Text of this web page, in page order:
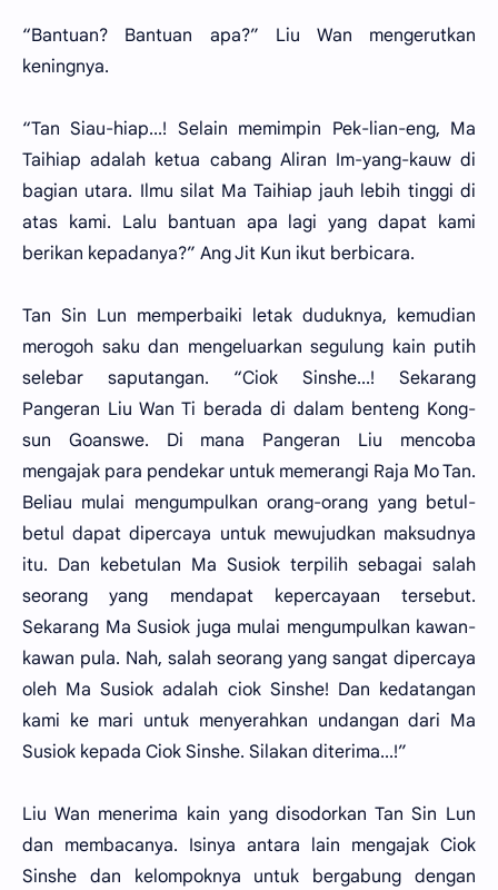
“Bantuan? Bantuan apa?” Liu Wan mengerutkan
keningnya.
“Tan Siau-hiap...! Selain memimpin Pek-lian-eng, Ma
Taihiap adalah ketua cabang Aliran Im-yang-kauw di
bagian utara. Ilmu silat Ma Taihiap jauh lebih tinggi di
atas kami. Lalu bantuan apa lagi yang dapat kami
berikan kepadanya?” Ang Jit Kun ikut berbicara.
Tan Sin Lun memperbaiki letak duduknya, kemudian
merogoh saku dan mengeluarkan segulung kain putih
selebar saputangan. “Ciok Sinshe...! Sekarang
Pangeran Liu Wan Ti berada di dalam benteng Kong-
sun Goanswe. Di mana Pangeran Liu mencoba
mengajak para pendekar untuk memerangi Raja Mo Tan.
Beliau mulai mengumpulkan orang-orang yang betul-
betul dapat dipercaya untuk mewujudkan maksudnya
itu. Dan kebetulan Ma Susiok terpilih sebagai salah
seorang yang mendapat kepercayaan tersebut.
Sekarang Ma Susiok juga mulai mengumpulkan kawan-
kawan pula. Nah, salah seorang yang sangat dipercaya
oleh Ma Susiok adalah ciok Sinshe! Dan kedatangan
kami ke mari untuk menyerahkan undangan dari Ma
Susiok kepada Ciok Sinshe. Silakan diterima...!”
Liu Wan menerima kain yang disodorkan Tan Sin Lun
dan membacanya. Isinya antara lain mengajak Ciok
Sinshe dan kelompoknya untuk bergabung dengan